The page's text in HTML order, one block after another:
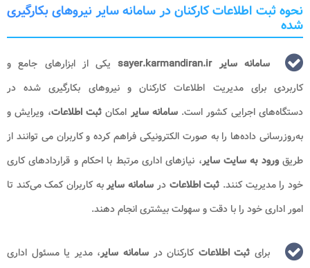
نحوه ثبت اطلاعات کارکنان در سامانه سایر نیروهای بکارگیری
شده
سامانه سایر sayer.karmandiran.ir
یکی از ابزارهای جامع و
کاربردی برای مدیریت اطلاعات کارکنان و نیروهای بکارگیری شده در
دستگاه‌های اجرایی کشور است.سامانه سایر امکانثبت اطلاعات، ویرایش و
به‌روزرسانی داده‌ها را به صورت الکترونیکی فراهم کرده و کاربران می توانند از
طریقورود به سایت سایر، نیازهای اداری مرتبط با احکام و قراردادهای کاری
خود را مدیریت کنند. ثبت اطلاعات در سامانه سایربه کاربران کمک می‌کند تا
امور اداری خود را با دقت و سهولت بیشتری انجام دهند.
برای ثبت اطلاعاتکارکنان در سامانه سایر، مدیر یا مسئول اداری